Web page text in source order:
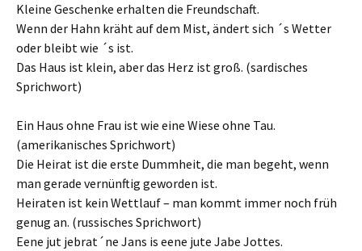
Kleine Geschenke erhalten die Freundschaft.
Wenn der Hahn kräht auf dem Mist, ändert sich ´s Wetter
oder bleibt wie ´s ist.
Das Haus ist klein, aber das Herz ist groß. (sardisches
Sprichwort)
Ein Haus ohne Frau ist wie eine Wiese ohne Tau.
(amerikanisches Sprichwort)
Die Heirat ist die erste Dummheit, die man begeht, wenn
man gerade vernünftig geworden ist.
Heiraten ist kein Wettlauf – man kommt immer noch früh
genug an. (russisches Sprichwort)
Eene jut jebrat´ne Jans is eene jute Jabe Jottes.